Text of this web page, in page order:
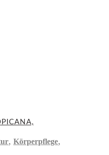
, Körperpflege,